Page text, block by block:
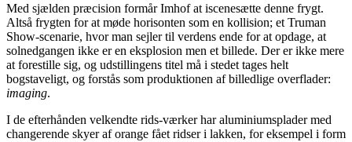
Med sjælden præcision formår Imhof at iscenesætte denne frygt.
Altså frygten for at møde horisonten som en kollision; et Truman
Show-scenarie, hvor man sejler til verdens ende for at opdage, at
solnedgangen ikke er en eksplosion men et billede. Der er ikke mere
at forestille sig, og udstillingens titel må i stedet tages helt
bogstaveligt, og forstås som produktionen af billedlige overflader:
imaging.
I de efterhånden velkendte rids-værker har aluminiumsplader med
changerende skyer af orange fået ridser i lakken, for eksempel i form